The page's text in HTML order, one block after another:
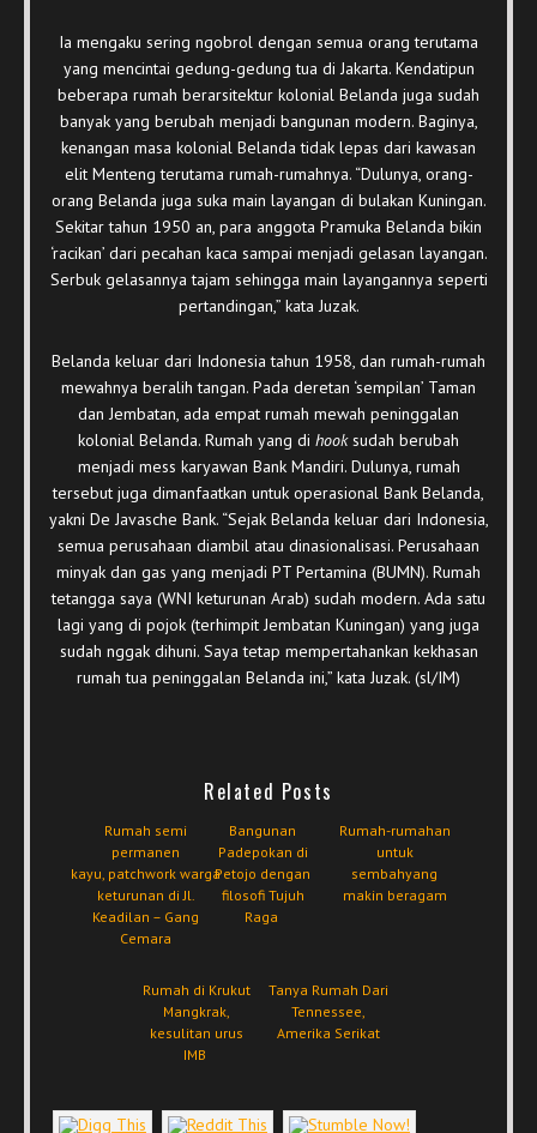
Ia mengaku sering ngobrol dengan semua orang terutama
yang mencintai gedung-gedung tua di Jakarta. Kendatipun
beberapa rumah berarsitektur kolonial Belanda juga sudah
banyak yang berubah menjadi bangunan modern. Baginya,
kenangan masa kolonial Belanda tidak lepas dari kawasan
elit Menteng terutama rumah-rumahnya. “Dulunya, orang-
orang Belanda juga suka main layangan di bulakan Kuningan.
Sekitar tahun 1950 an, para anggota Pramuka Belanda bikin
‘racikan’ dari pecahan kaca sampai menjadi gelasan layangan.
Serbuk gelasannya tajam sehingga main layangannya seperti
pertandingan,” kata Juzak.
Belanda keluar dari Indonesia tahun 1958, dan rumah-rumah
mewahnya beralih tangan. Pada deretan ‘sempilan’ Taman
dan Jembatan, ada empat rumah mewah peninggalan
kolonial Belanda. Rumah yang di hooksudah berubah
menjadi mess karyawan Bank Mandiri. Dulunya, rumah
tersebut juga dimanfaatkan untuk operasional Bank Belanda,
yakni De Javasche Bank. “Sejak Belanda keluar dari Indonesia,
semua perusahaan diambil atau dinasionalisasi. Perusahaan
minyak dan gas yang menjadi PT Pertamina (BUMN). Rumah
tetangga saya (WNI keturunan Arab) sudah modern. Ada satu
lagi yang di pojok (terhimpit Jembatan Kuningan) yang juga
sudah nggak dihuni. Saya tetap mempertahankan kekhasan
rumah tua peninggalan Belanda ini,” kata Juzak. (sl/IM)
Related Posts
Rumah semi
permanen
kayu, patchwork warga
keturunan di Jl.
Keadilan – Gang
Cemara
Bangunan
Padepokan di
Petojo dengan
filosofi Tujuh
Raga
Rumah-rumahan
untuk
sembahyang
makin beragam
Rumah di Krukut
Mangkrak,
kesulitan urus
IMB
Tanya Rumah Dari
Tennessee,
Amerika Serikat